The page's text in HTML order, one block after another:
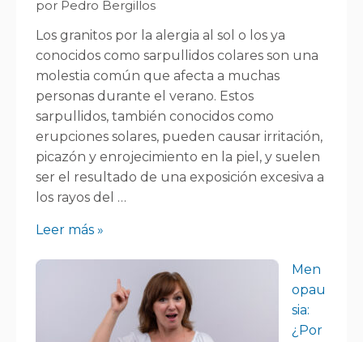
por Pedro Bergillos
Los granitos por la alergia al sol o los ya
conocidos como sarpullidos colares son una
molestia común que afecta a muchas
personas durante el verano. Estos
sarpullidos, también conocidos como
erupciones solares, pueden causar irritación,
picazón y enrojecimiento en la piel, y suelen
ser el resultado de una exposición excesiva a
los rayos del …
Leer más »
Men
opau
sia:
¿Por